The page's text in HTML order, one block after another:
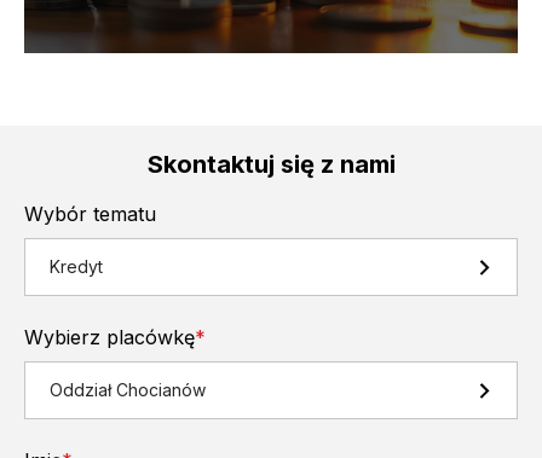
Skontaktuj się z nami
Wybór tematu
Kredyt
Wybierz placówkę*
Oddział Chocianów